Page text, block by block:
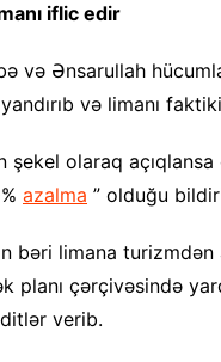
iflic edir
və Ənsarullah
və limanı
şekel olaraq
azalma ” olduğu
limana turizmdən
planı çərçivəsində
verib.